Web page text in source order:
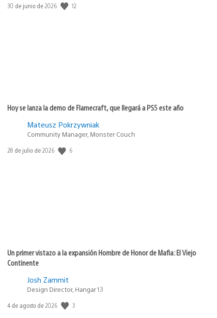
Fecha
30 de junio de 2026 12
Hoy se lanza la demo de Flamecraft, que llegará a PS5 este año
Mateusz Pokrzywniak
Community Manager, Monster Couch
Fecha
28 de julio de 2026 6
Un primer vistazo a la expansión Hombre de Honor de Mafia: El Viejo
Continente
Josh Zammit
Design Director, Hangar 13
Fecha
4 de agosto de 2026 3